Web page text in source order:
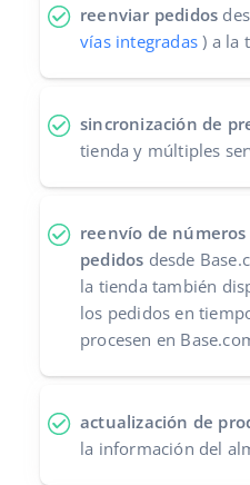
reenviar pedidos
vías integradas ) a la
sincronización de
tienda y múltiples
reenvío de
pedidos desde
la tienda también
los pedidos en
procesen en
actualización de
la información del